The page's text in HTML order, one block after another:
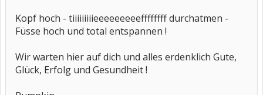
Kopf hoch - tiiiiiiiiieeeeeeeeeffffffff durchatmen -
Füsse hoch und total entspannen !
Wir warten hier auf dich und alles erdenklich Gute,
Glück, Erfolg und Gesundheit !